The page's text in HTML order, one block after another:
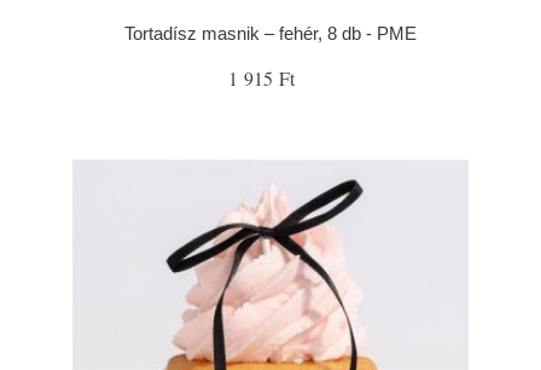
Tortadísz masnik – fehér, 8 db - PME
1 915 Ft